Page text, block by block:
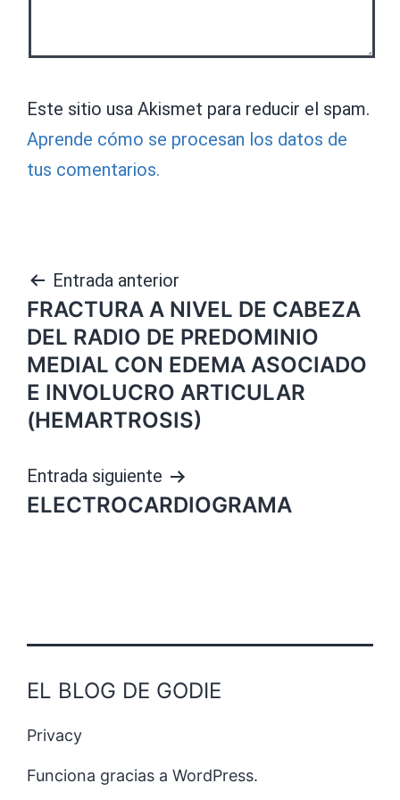
Este sitio usa Akismet para reducir el spam.
Aprende cómo se procesan los datos de
tus comentarios.
Navegación
de
entradas
Entrada anterior
FRACTURA A NIVEL DE CABEZA
DEL RADIO DE PREDOMINIO
MEDIAL CON EDEMA ASOCIADO
E INVOLUCRO ARTICULAR
(HEMARTROSIS)
Entrada siguiente
ELECTROCARDIOGRAMA
EL BLOG DE GODIE
Privacy
Funciona gracias a WordPress.